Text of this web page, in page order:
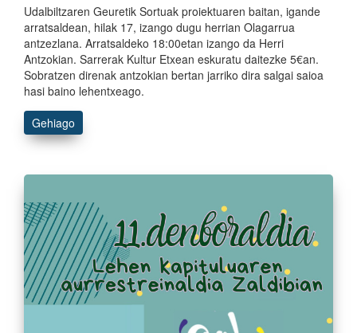
Udalbiltzaren Geuretik Sortuak proiektuaren baitan, igande
arratsaldean, hilak 17, izango dugu herrian Olagarrua
antzezlana. Arratsaldeko 18:00etan izango da Herri
Antzokian. Sarrerak Kultur Etxean eskuratu daitezke 5€an.
Sobratzen direnak antzokian bertan jarriko dira salgai saioa
hasi baino lehentxeago.
Gehiago